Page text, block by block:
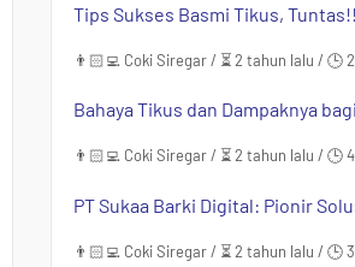
Tips Sukses Basmi Tikus, Tuntas!!
👨🏻‍💻 Coki Siregar / ⏳ 2 tahun lalu / 🕒
Bahaya Tikus dan Dampaknya
👨🏻‍💻 Coki Siregar / ⏳ 2 tahun lalu / 🕒
PT Sukaa Barki Digital: Pionir
👨🏻‍💻 Coki Siregar / ⏳ 2 tahun lalu / 🕒